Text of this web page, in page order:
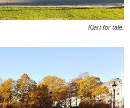
Klart for tale.